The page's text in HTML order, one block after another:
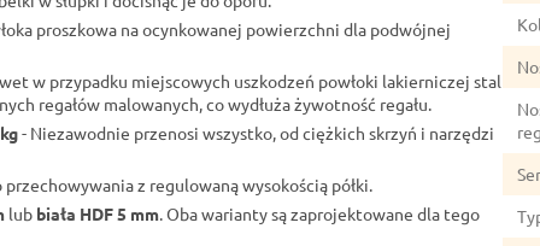
proszkowa na ocynkowanej powierzchni dla podwójnej
w przypadku miejscowych uszkodzeń powłoki lakierniczej stal
regałów malowanych, co wydłuża żywotność regału.
- Niezawodnie przenosi wszystko, od ciężkich skrzyń i narzędzi
z regulowaną wysokością półki.
lub biała HDF 5 mm. Oba warianty są zaprojektowane dla tego